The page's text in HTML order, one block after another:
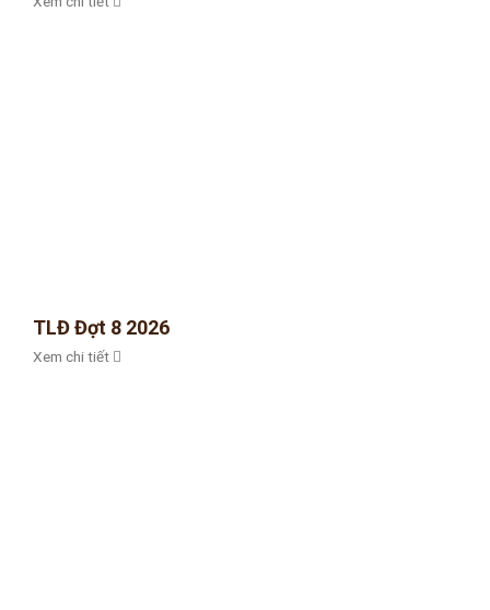
TLĐ Đợt 8 2026
Xem chi tiết